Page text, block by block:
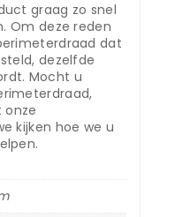
graag zo snel
Om deze reden
dat
dezelfde
Mocht u
kijken hoe we u